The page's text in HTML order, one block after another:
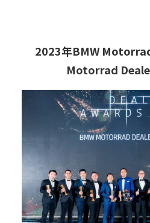
2023年BMW
Motorrad